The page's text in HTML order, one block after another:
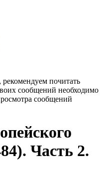
почитать
сообщений необходимо
сообщений
Часть 2.